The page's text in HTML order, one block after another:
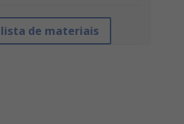
de materiais